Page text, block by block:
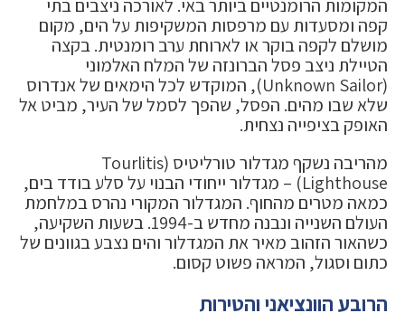
המקומות הרומנטיים ביותר באי. לאורכה ניצבים בתי
קפה ומסעדות עם מרפסות המשקיפות על הים, מקום
מושלם לקפה בוקר או לארוחת ערב רומנטית. בקצה
הטיילת ניצב פסל הברונזה של המלח האלמוני
(Unknown Sailor), המוקדש לכל הימאים של אנדרוס
שלא שבו מהים. הפסל, שהפך לסמל של העיר, מביט אל
האופק בציפייה נצחית.
מהריבה נשקף מגדלור טורליטיס (Tourlitis
Lighthouse) – מגדלור ייחודי הבנוי על סלע בודד בים,
כמאה מטרים מהחוף. המגדלור המקורי נהרס במלחמת
העולם השנייה ונבנה מחדש ב-1994. בשעות השקיעה,
כשהאור הזהוב מאיר את המגדלור והים נצבע בגוונים של
כתום וסגול, המראה פשוט קסום.
הרובע הוונציאני והטירות